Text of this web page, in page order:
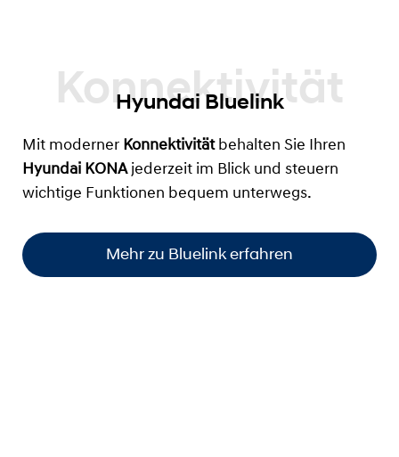
Hyundai Bluelink
Mit moderner Konnektivitätbehalten Sie Ihren
Hyundai KONA jederzeit im Blick und steuern
wichtige Funktionen bequem unterwegs.
Mehr zu Bluelink erfahren